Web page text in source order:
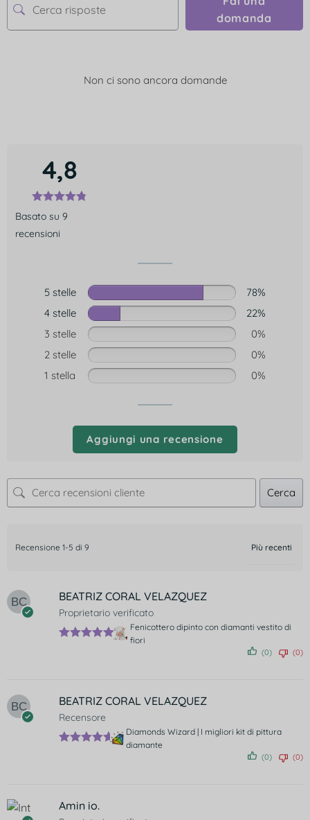
domanda
Non ci sono ancora domande
4,8
Basato su 9
recensioni
5 stelle
78%
4 stelle
22%
3 stelle
0%
2 stelle
0%
1 stella
0%
Aggiungi una recensione
Cerca
Recensione 1-5 di 9
BEATRIZ CORAL VELAZQUEZ
Proprietario verificato
Fenicottero dipinto con diamanti vestito di
fiori
(0) (0)
BEATRIZ CORAL VELAZQUEZ
Recensore
Diamonds Wizard | I migliori kit di pittura
diamante
(0) (0)
Amin io.